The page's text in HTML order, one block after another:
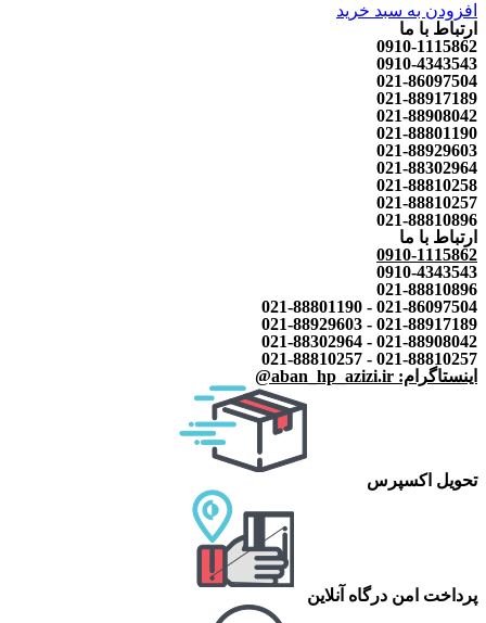
افزودن به سبد خرید
ارتباط با ما
0910-1115862
0910-4343543
021-86097504
021-88917189
021-88908042
021-88801190
021-88929603
021-88302964
021-88810258
021-88810257
021-88810896
ارتباط با ما
0910-1115862
0910-4343543
021-88810896
021-86097504 - 021-88801190
021-88917189 - 021-88929603
021-88908042 - 021-88302964
021-88810257 - 021-88810257
اینستاگرام: aban_hp_azizi.ir@
تحویل اکسپرس
پرداخت امن درگاه آنلاین